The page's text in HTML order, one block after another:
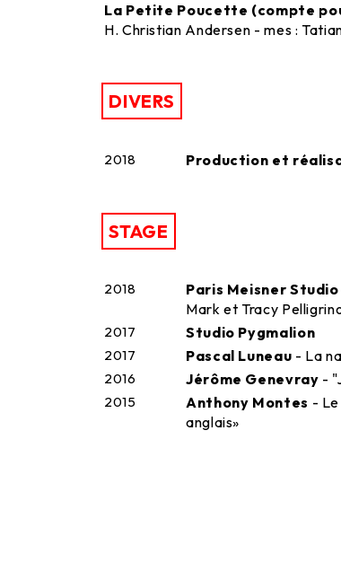
La Petite Poucette (compte
H. Christian Andersen - mes :
DIVERS
2018 Production et
STAGE
2018 Paris Meisner Studio
Mark et Tracy
2017 Studio Pygmalion
2017 Pascal Luneau - La
2016 Jérôme Genevray -
2015 Anthony Montes -
anglais»